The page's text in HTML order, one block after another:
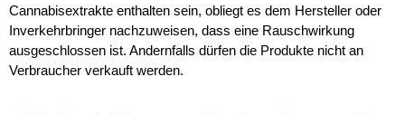
Cannabisextrakte enthalten sein, obliegt es dem Hersteller oder
Inverkehrbringer nachzuweisen, dass eine Rauschwirkung
ausgeschlossen ist. Andernfalls dürfen die Produkte nicht an
Verbraucher verkauft werden.